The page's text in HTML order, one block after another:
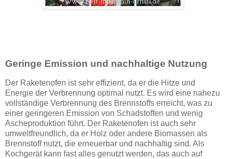
Geringe Emission und nachhaltige Nutzung
Der Raketenofen ist sehr effizient, da er die Hitze und
Energie der Verbrennung optimal nutzt. Es wird eine nahezu
vollständige Verbrennung des Brennstoffs erreicht, was zu
einer geringeren Emission von Schadstoffen und wenig
Ascheproduktion führt. Der Raketenofen ist auch sehr
umweltfreundlich, da er Holz oder andere Biomassen als
Brennstoff nutzt, die erneuerbar und nachhaltig sind. Als
Kochgerät kann fast alles genutzt werden, das auch auf